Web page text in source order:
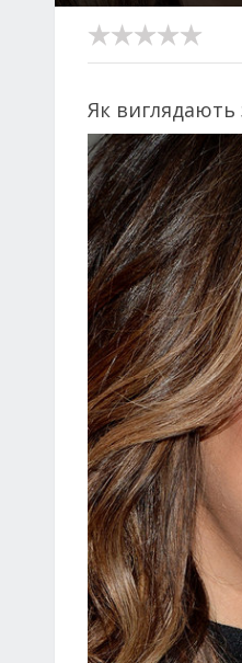
Як виглядають